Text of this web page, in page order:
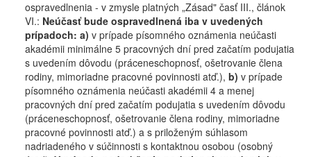
ospravedlnenia - v zmysle platných „Zásad" časť III., článok
VI.: Neúčasť bude ospravedlnená iba v uvedených
prípadoch: a) v prípade písomného oznámenia neúčasti
akadémii minimálne 5 pracovných dní pred začatím podujatia
s uvedením dôvodu (práceneschopnosť, ošetrovanie člena
rodiny, mimoriadne pracovné povinnosti atď.), b) v prípade
písomného oznámenia neúčasti akadémii 4 a menej
pracovných dní pred začatím podujatia s uvedením dôvodu
(práceneschopnosť, ošetrovanie člena rodiny, mimoriadne
pracovné povinnosti atď.) a s priloženým súhlasom
nadriadeného v súčinnosti s kontaktnou osobou (osobný